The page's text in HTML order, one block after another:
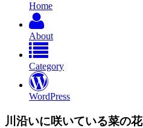
Home
About
Category
WordPress
川沿いに咲いている菜の花